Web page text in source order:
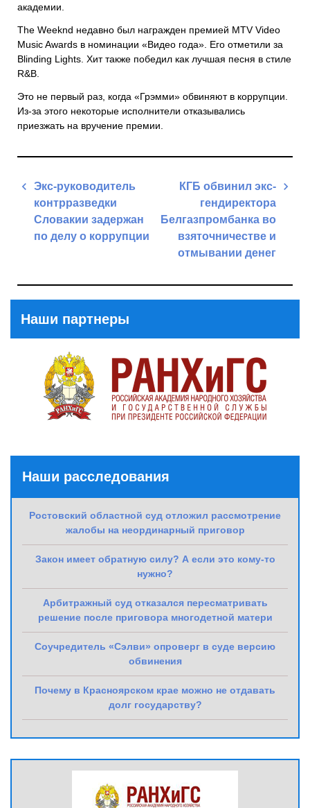
академии.
The Weeknd недавно был награжден премией MTV Video
Music Awards в номинации «Видео года». Его отметили за
Blinding Lights. Хит также победил как лучшая песня в стиле
R&B.
Это не первый раз, когда «Грэмми» обвиняют в коррупции.
Из-за этого некоторые исполнители отказывались
приезжать на вручение премии.
Навигация
записям
Экс-руководитель
контрразведки
Словакии задержан
по делу о коррупции
КГБ обвинил экс-
гендиректора
Белгазпромбанка во
взяточничестве и
отмывании денег
Наши партнеры
Наши расследования
Ростовский областной суд отложил рассмотрение
жалобы на неординарный приговор
Закон имеет обратную силу? А если это кому-то
нужно?
Арбитражный суд отказался пересматривать
решение после приговора многодетной матери
Соучредитель «Сэлви» опроверг в суде версию
обвинения
Почему в Красноярском крае можно не отдавать
долг государству?